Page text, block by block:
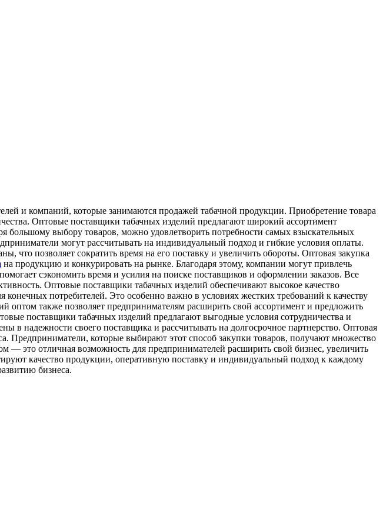
и компаний, которые занимаются продажей табачной продукции. Приобретение товара
Оптовые поставщики табачных изделий предлагают широкий ассортимент
большому выбору товаров, можно удовлетворить потребности самых взыскательных
могут рассчитывать на индивидуальный подход и гибкие условия оплаты.
что позволяет сократить время на его поставку и увеличить обороты. Оптовая закупка
на продукцию и конкурировать на рынке. Благодаря этому, компании могут привлечь
сэкономить время и усилия на поиске поставщиков и оформлении заказов. Все
Оптовые поставщики табачных изделий обеспечивают высокое качество
потребителей. Это особенно важно в условиях жестких требований к качеству
оптом также позволяет предпринимателям расширить свой ассортимент и предложить
поставщики табачных изделий предлагают выгодные условия сотрудничества и
в надежности своего поставщика и рассчитывать на долгосрочное партнерство. Оптовая
Предприниматели, которые выбирают этот способ закупки товаров, получают множество
это отличная возможность для предпринимателей расширить свой бизнес, увеличить
качество продукции, оперативную поставку и индивидуальный подход к каждому
бизнеса.